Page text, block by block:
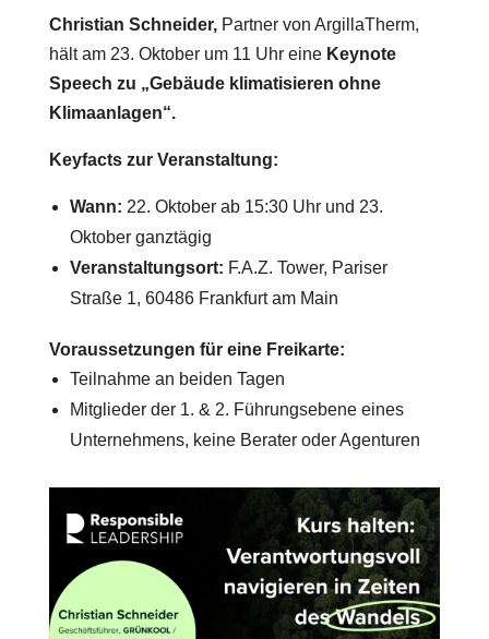
Christian Schneider,Partner von ArgillaTherm,
hält am 23. Oktober um 11 Uhr eine Keynote
Speech zu „Gebäude klimatisieren ohne
Klimaanlagen“.
Keyfacts zur Veranstaltung:
Wann: 22. Oktober ab 15:30 Uhr und 23.
Oktober ganztägig
Veranstaltungsort: F.A.Z. Tower, Pariser
Straße 1, 60486 Frankfurt am Main
Voraussetzungen für eine Freikarte:
Teilnahme an beiden Tagen
Mitglieder der 1. & 2. Führungsebene eines
Unternehmens, keine Berater oder Agenturen